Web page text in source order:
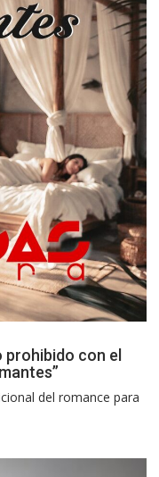
con el
del romance para